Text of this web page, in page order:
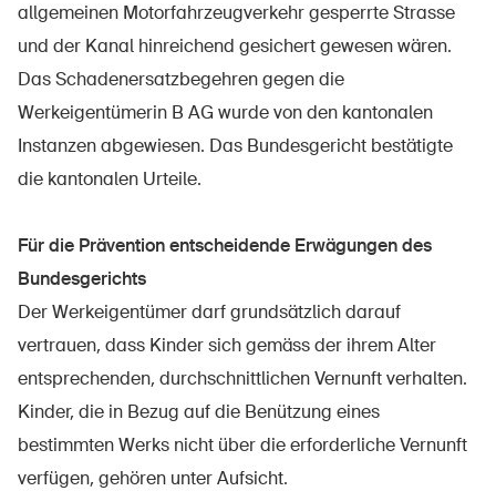
Contact et conseil
allgemeinen Motorfahrzeugverkehr gesperrte Strasse
und der Kanal hinreichend gesichert gewesen wären.
Das Schadenersatzbegehren gegen die
Werkeigentümerin B AG wurde von den kantonalen
Instanzen abgewiesen. Das Bundesgericht bestätigte
die kantonalen Urteile.
Für die Prävention entscheidende Erwägungen des
Bundesgerichts
Der Werkeigentümer darf grundsätzlich darauf
vertrauen, dass Kinder sich gemäss der ihrem Alter
entsprechenden, durchschnittlichen Vernunft verhalten.
Kinder, die in Bezug auf die Benützung eines
bestimmten Werks nicht über die erforderliche Vernunft
verfügen, gehören unter Aufsicht.